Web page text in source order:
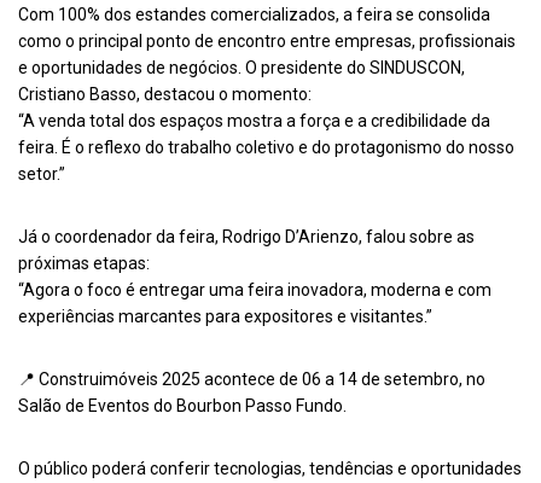
Com 100% dos estandes comercializados, a feira se consolida
como o principal ponto de encontro entre empresas, profissionais
e oportunidades de negócios. O presidente do SINDUSCON,
Cristiano Basso, destacou o momento:
“A venda total dos espaços mostra a força e a credibilidade da
feira. É o reflexo do trabalho coletivo e do protagonismo do nosso
setor.”
Já o coordenador da feira, Rodrigo D’Arienzo, falou sobre as
próximas etapas:
“Agora o foco é entregar uma feira inovadora, moderna e com
experiências marcantes para expositores e visitantes.”
📍 Construimóveis 2025 acontece de 06 a 14 de setembro, no
Salão de Eventos do Bourbon Passo Fundo.
O público poderá conferir tecnologias, tendências e oportunidades